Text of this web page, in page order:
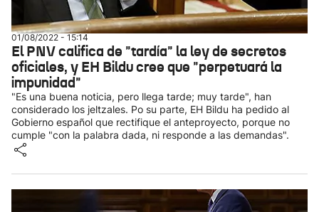
01/08/2022 - 15:14
El PNV califica de "tardía" la ley de secretos
oficiales, y EH Bildu cree que "perpetuará la
impunidad"
"Es una buena noticia, pero llega tarde; muy tarde", han
considerado los jeltzales. Po su parte, EH Bildu ha pedido al
Gobierno español que rectifique el anteproyecto, porque no
cumple "con la palabra dada, ni responde a las demandas".